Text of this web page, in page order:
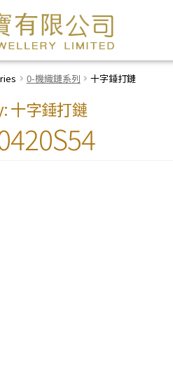
0-機織鏈系列 十字錘打鏈
十字錘打鏈